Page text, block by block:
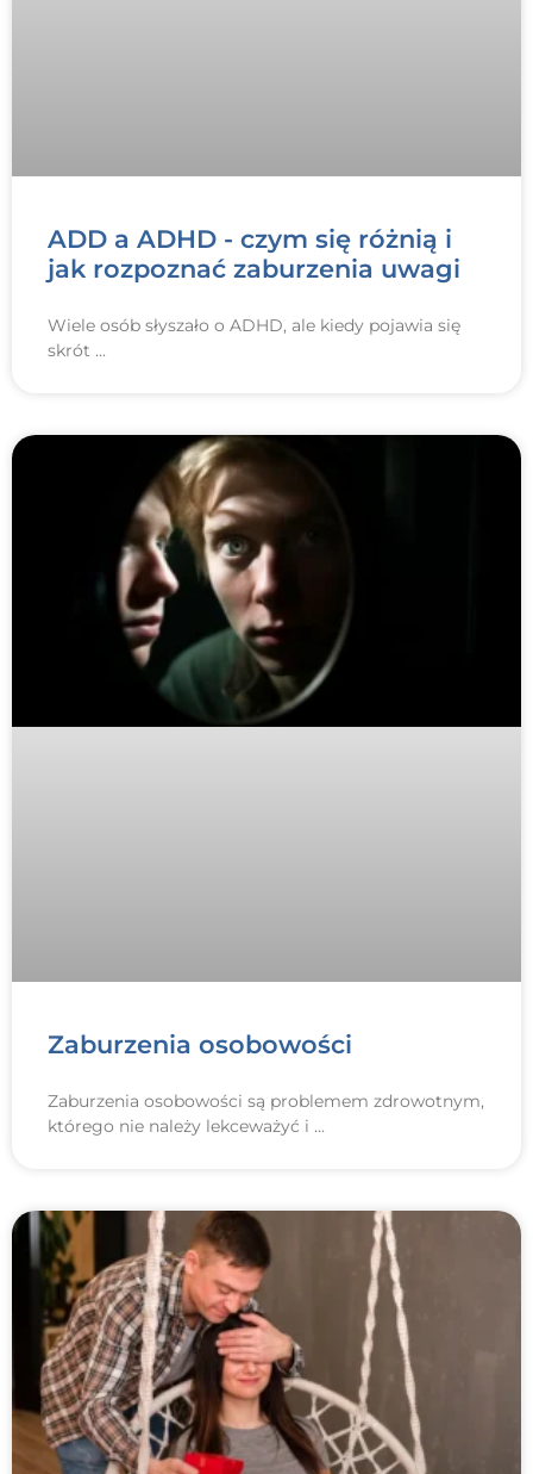
ADD a ADHD - czym się różnią i
jak rozpoznać zaburzenia uwagi
Wiele osób słyszało o ADHD, ale kiedy pojawia się
skrót
Zaburzenia osobowości
Zaburzenia osobowości są problemem zdrowotnym,
którego nie należy lekceważyć i